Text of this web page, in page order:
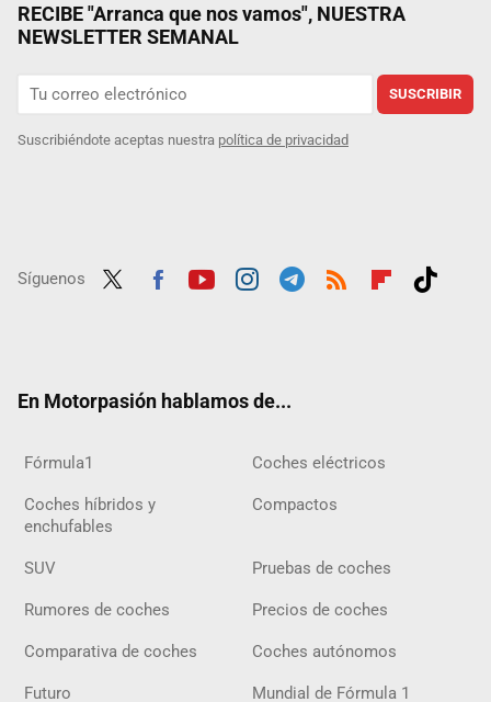
RECIBE "Arranca que nos vamos", NUESTRA
NEWSLETTER SEMANAL
SUSCRIBIR
Suscribiéndote aceptas nuestra política de privacidad
Síguenos
En Motorpasión hablamos de...
Fórmula1 Coches eléctricos
Coches híbridos y
enchufables
Compactos
SUV Pruebas de coches
Rumores de coches Precios de coches
Comparativa de coches Coches autónomos
Futuro Mundial de Fórmula 1